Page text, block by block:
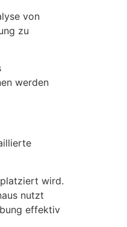
von
zu
werden
wird.
nutzt
effektiv